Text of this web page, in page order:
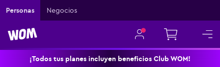
Personas Negocios
¡Todos tus planes incluyen beneficios Club WOM!